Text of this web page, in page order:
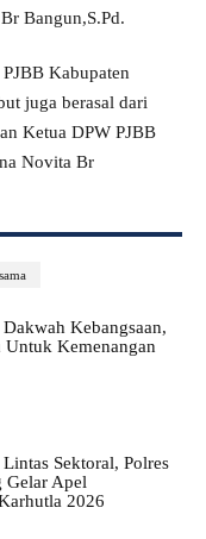
Bangun,S.Pd.
Kabupaten
juga berasal dari
Ketua DPW PJBB
Novita Br
Kebangsaan,
Kemenangan
Sektoral, Polres
Gelar Apel
2026